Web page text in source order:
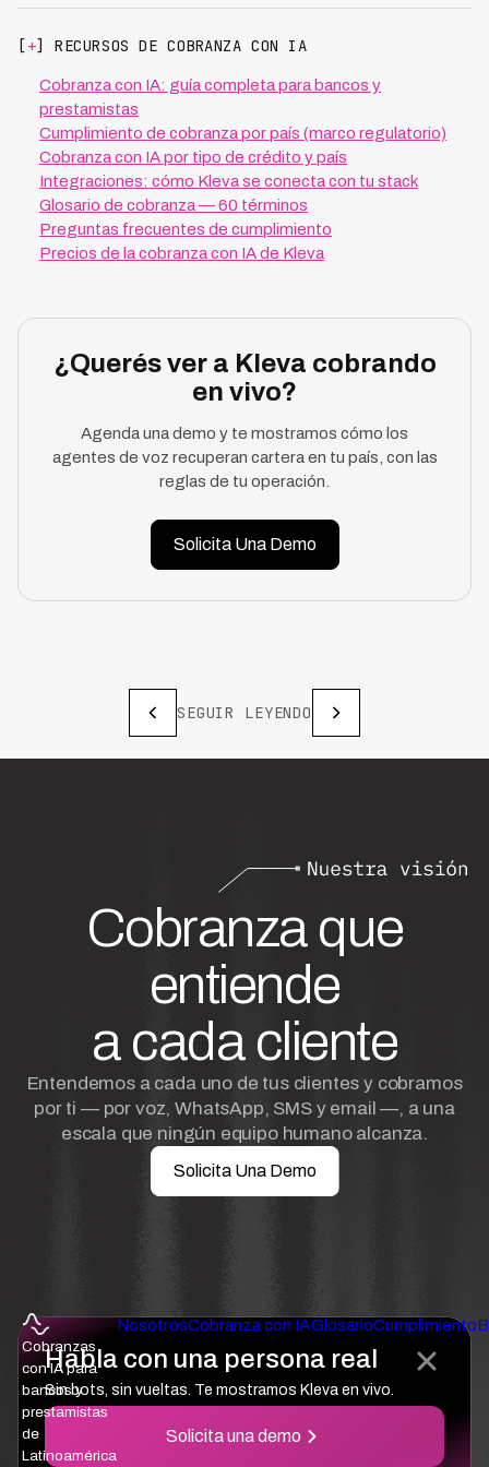
[+] RECURSOS DE COBRANZA CON IA
Cobranza con IA: guía completa para bancos y
prestamistas
Cumplimiento de cobranza por país (marco regulatorio)
Cobranza con IA por tipo de crédito y país
Integraciones: cómo Kleva se conecta con tu stack
Glosario de cobranza — 60 términos
Preguntas frecuentes de cumplimiento
Precios de la cobranza con IA de Kleva
¿Querés ver a Kleva cobrando
en vivo?
Agenda una demo y te mostramos cómo los
agentes de voz recuperan cartera en tu país, con las
reglas de tu operación.
Solicita Una Demo
SEGUIR LEYENDO
Habla con una persona real
Sin bots, sin vueltas. Te mostramos Kleva en vivo.
Solicita una demo
Cobranza que
entiende
a cada cliente
Entendemos a cada uno de tus clientes y cobramos
por ti — por voz, WhatsApp, SMS y email —, a una
escala que ningún equipo humano alcanza.
Solicita Una Demo
Cobranzas
con IA para
bancos y
prestamistas
de
Latinoamérica
NosotrosCobranza con IAGlosarioCumplimiento